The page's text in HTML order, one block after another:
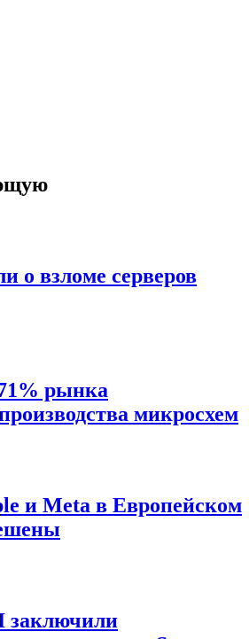
о взломе серверов
рынка
микросхем
и Meta в Европейском
заключили